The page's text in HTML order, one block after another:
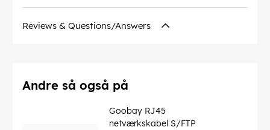
Forbindelser: EIA/TIA-568 B
Driftstemperatur op til: 60 °C
Kabeltype: Rundkabel
Materiale kabelkappe : PVC
Inder leder materiale: CCA (kobberbeklædt aluminium)
Tilslutning, afskærmning: nej
Reviews & Questions/Answers
Andre så også på
Goobay RJ45
netværkskabel S/FTP